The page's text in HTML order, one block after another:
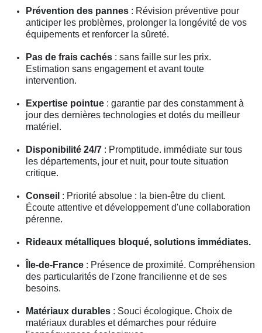
Prévention des pannes : Révision préventive pour
anticiper les problèmes, prolonger la longévité de vos
équipements et renforcer la sûreté.
Pas de frais cachés : sans faille sur les prix.
Estimation sans engagement et avant toute
intervention.
Expertise pointue : garantie par des constamment à
jour des dernières technologies et dotés du meilleur
matériel.
Disponibilité 24/7 : Promptitude. immédiate sur tous
les départements, jour et nuit, pour toute situation
critique.
Conseil : Priorité absolue : la bien-être du client.
Écoute attentive et développement d'une collaboration
pérenne.
Rideaux métalliques bloqué, solutions immédiates.
Île-de-France : Présence de proximité. Compréhension
des particularités de l'zone francilienne et de ses
besoins.
Matériaux durables : Souci écologique. Choix de
matériaux durables et démarches pour réduire